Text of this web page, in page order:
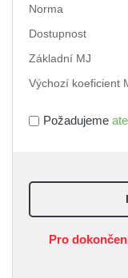
Norma
Dostupnost
Základní MJ
Výchozí koeficient
Požadujeme
Pro